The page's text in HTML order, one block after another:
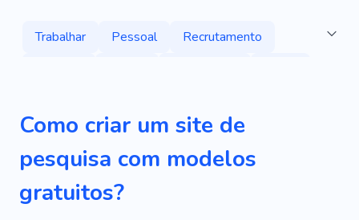
Trabalhar Pessoal
Recrutamento
Candidato
Funcionário
Estágio
Seleção De Pessoal
Aquisição De Talentos
Análise
Calculadora
Como criar um site de
pesquisa com modelos
gratuitos?